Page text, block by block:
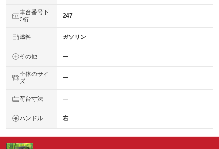
車台番号下
3桁
247
燃料 ガソリン
その他 ―
全体のサイ
ズ
―
荷台寸法 ―
ハンドル 右